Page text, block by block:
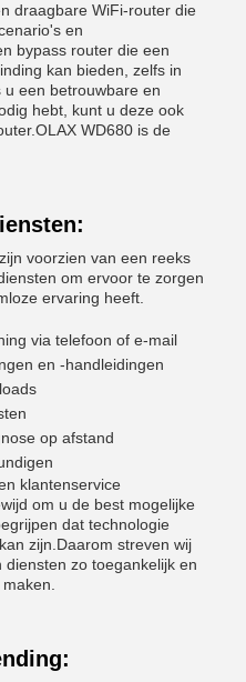
draagbare WiFi-router die
en
bypass router die een
kan bieden, zelfs in
een betrouwbare en
hebt, kunt u deze ook
WD680 is de
voorzien van een reeks
om ervoor te zorgen
ervaring heeft.
via telefoon of e-mail
en -handleidingen
op afstand
klantenservice
om u de best mogelijke
dat technologie
zijn.Daarom streven wij
zo toegankelijk en